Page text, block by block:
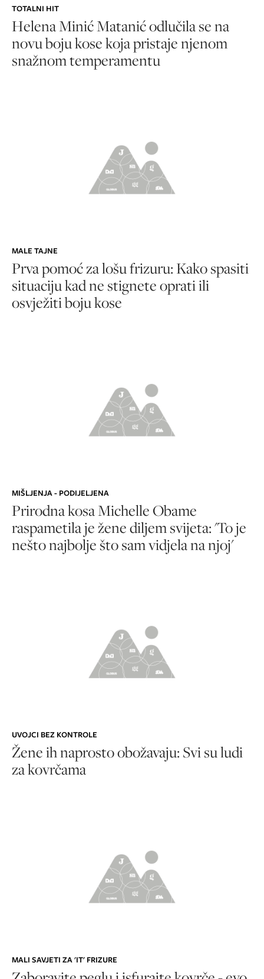
TOTALNI HIT
Helena Minić Matanić odlučila se na
novu boju kose koja pristaje njenom
snažnom temperamentu
MALE TAJNE
Prva pomoć za lošu frizuru: Kako spasiti
situaciju kad ne stignete oprati ili
osvježiti boju kose
MIŠLJENJA - PODIJELJENA
Prirodna kosa Michelle Obame
raspametila je žene diljem svijeta: 'To je
nešto najbolje što sam vidjela na njoj'
UVOJCI BEZ KONTROLE
Žene ih naprosto obožavaju: Svi su ludi
za kovrčama
MALI SAVJETI ZA 'IT' FRIZURE